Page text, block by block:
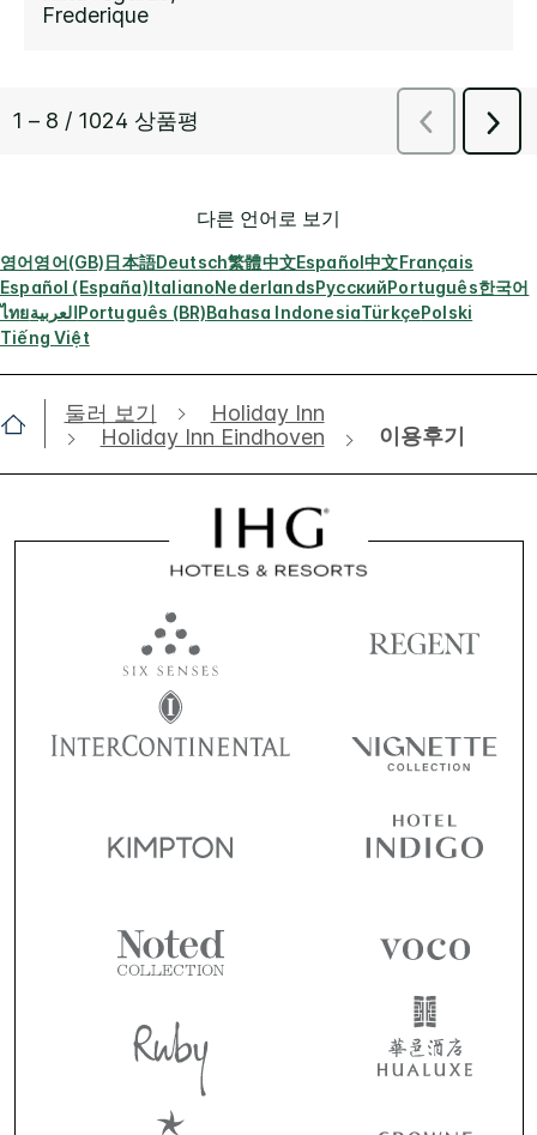
다른 언어로 보기
영어영어(GB)日本語Deutsch繁體中文Español中文Français
Español (España)ItalianoNederlandsРусскийPortuguês한국어
ไทยالعربيةPortuguês (BR)Bahasa IndonesiaTürkçePolski
Tiếng Việt
둘러 보기
Holiday Inn
Holiday Inn Eindhoven
이용후기